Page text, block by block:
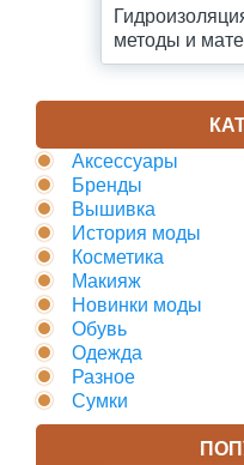
методы и
Аксессуары
Бренды
Вышивка
История моды
Косметика
Макияж
Новинки моды
Обувь
Одежда
Разное
Сумки